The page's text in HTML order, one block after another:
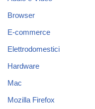
Browser
E-commerce
Elettrodomestici
Hardware
Mac
Mozilla Firefox